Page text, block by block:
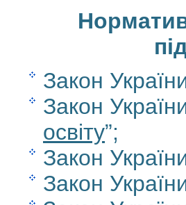
Закон
Закон
освіту”;
Закон
Закон